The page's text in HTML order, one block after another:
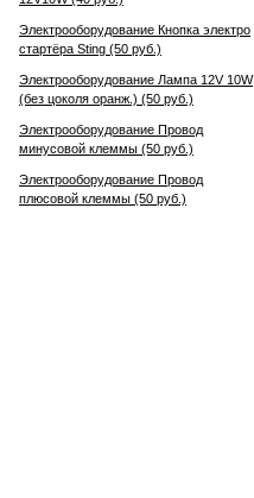
Электрооборудование Кнопка электро
стартёра Sting (50 руб.)
Электрооборудование Лампа 12V 10W
(без цоколя оранж.) (50 руб.)
Электрооборудование Провод
минусовой клеммы (50 руб.)
Электрооборудование Провод
плюсовой клеммы (50 руб.)